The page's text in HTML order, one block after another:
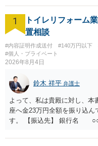
おり
相談
1
トイレリフォーム
置相談
#内容証明作成送付 #140万円以下
#個人・プライベート
2026年8月4日
鈴木 祥平 弁護士
よって、私は貴殿に対し、本
座へ金23万円全額を振り込ん
す。 【振込先】 銀行名
されない場合には、貴殿には